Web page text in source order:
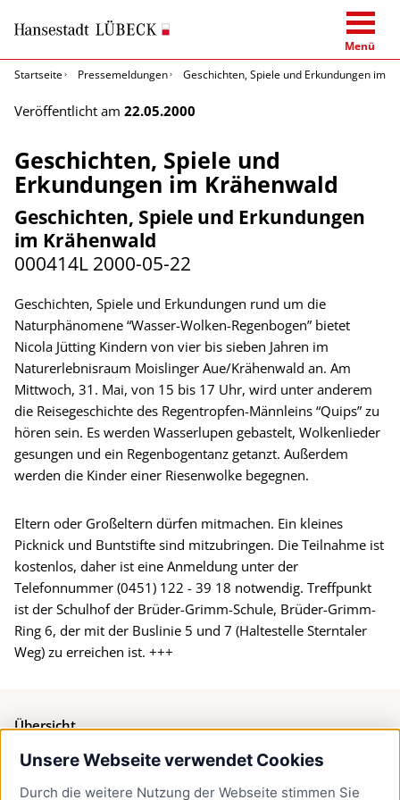
Unsere Webseite verwendet Cookies
Durch die weitere Nutzung der Webseite stimmen Sie
Menü
Startseite
Pressemeldungen Geschichten, Spiele und Erkundungen im
Veröffentlicht am 22.05.2000
Geschichten, Spiele und
Erkundungen im Krähenwald
Geschichten, Spiele und Erkundungen
im Krähenwald
000414L 2000-05-22
Geschichten, Spiele und Erkundungen rund um die
Naturphänomene “Wasser-Wolken-Regenbogen” bietet
Nicola Jütting Kindern von vier bis sieben Jahren im
Naturerlebnisraum Moislinger Aue/Krähenwald an. Am
Mittwoch, 31. Mai, von 15 bis 17 Uhr, wird unter anderem
die Reisegeschichte des Regentropfen-Männleins “Quips” zu
hören sein. Es werden Wasserlupen gebastelt, Wolkenlieder
gesungen und ein Regenbogentanz getanzt. Außerdem
werden die Kinder einer Riesenwolke begegnen.
Eltern oder Großeltern dürfen mitmachen. Ein kleines
Picknick und Buntstifte sind mitzubringen. Die Teilnahme ist
kostenlos, daher ist eine Anmeldung unter der
Telefonnummer (0451) 122 - 39 18 notwendig. Treffpunkt
ist der Schulhof der Brüder-Grimm-Schule, Brüder-Grimm-
Ring 6, der mit der Buslinie 5 und 7 (Haltestelle Sterntaler
Weg) zu erreichen ist. +++
Übersicht
Bürgerservice
Presse